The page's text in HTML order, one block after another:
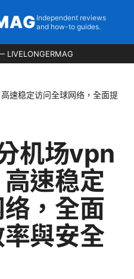
Independent reviews
and how-to guides.
LIVELONGERMAG
速稳定访问全球网络，全面提
机场vpn
速稳定
，全面
與安全